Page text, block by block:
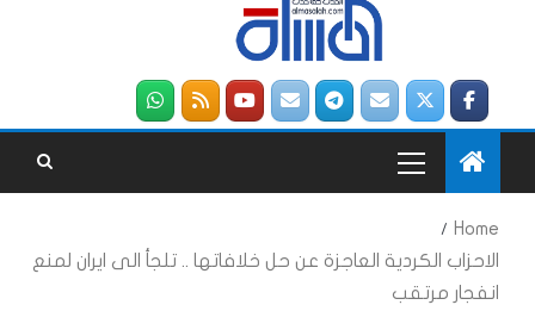
Home
الاحزاب الكردية العاجزة عن حل خلافاتها .. تلجأ الى ايران لمنع
انفجار مرتقب